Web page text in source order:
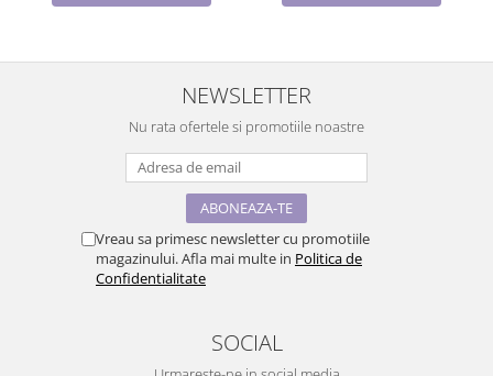
NEWSLETTER
Nu rata ofertele si promotiile noastre
Vreau sa primesc newsletter cu promotiile
magazinului. Afla mai multe in Politica de
Confidentialitate
SOCIAL